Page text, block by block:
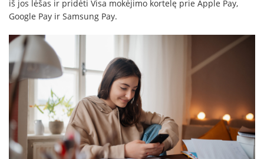
iš jos lėšas ir pridėti Visa mokėjimo kortelę prie Apple Pay,
Google Pay ir Samsung Pay.